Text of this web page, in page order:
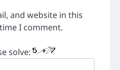
and website in this
I comment.
solve: